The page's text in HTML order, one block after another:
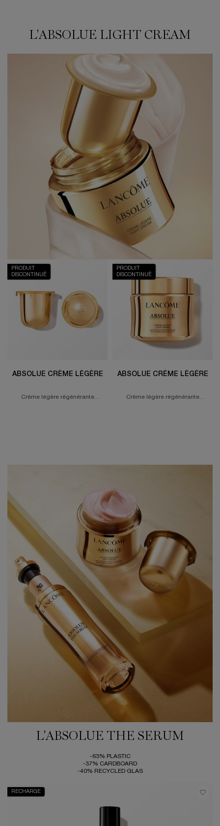
L'ABSOLUE LIGHT CREAM
PRODUIT
DISCONTINUÉ
ABSOLUE CRÈME LÉGÈRE
Crème légère régénérante
PRODUIT
DISCONTINUÉ
ABSOLUE CRÈME LÉGÈRE
Crème légère régénérante
L'ABSOLUE THE SERUM
-63% PLASTIC
-37% CARDBOARD
-40% RECYCLED GLAS
RECHARGE